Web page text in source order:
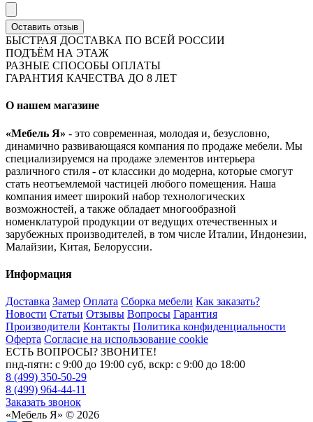
Оставить отзыв
БЫСТРАЯ ДОСТАВКА ПО ВСЕЙ РОССИИ
ПОДЪЁМ НА ЭТАЖ
РАЗНЫЕ СПОСОБЫ ОПЛАТЫ
ГАРАНТИЯ КАЧЕСТВА ДО 8 ЛЕТ
О нашем магазине
«Мебель Я» - это современная, молодая и, безусловно,
динамично развивающаяся компания по продаже мебели. Мы
специализируемся на продаже элементов интерьера
различного стиля - от классики до модерна, которые смогут
стать неотъемлемой частицей любого помещения. Наша
компания имеет широкий набор технологических
возможностей, а также обладает многообразной
номенклатурой продукции от ведущих отечественных и
зарубежных производителей, в том числе Италии, Индонезии,
Малайзии, Китая, Белоруссии.
Информация
Доставка Замер Оплата Сборка мебели Как заказать?
Новости Статьи Отзывы Вопросы Гарантия
Производители Контакты Политика конфиденциальности
Оферта Согласие на использование cookie
ЕСТЬ ВОПРОСЫ? ЗВОНИТЕ!
пнд-пятн: с 9:00 до 19:00 суб, вскр: с 9:00 до 18:00
8 (499) 350-50-29
8 (499) 964-44-11
Заказать звонок
«Мебель Я» © 2026